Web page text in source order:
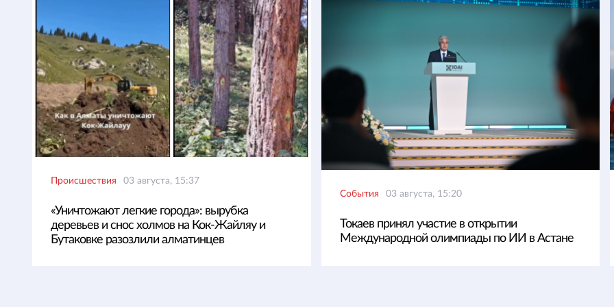
Происшествия 03 августа, 15:37
«Уничтожают легкие города»: вырубка
деревьев и снос холмов на Кок-Жайляу и
Бутаковке разозлили алматинцев
События 03 августа, 15:20
Токаев принял участие в открытии
Международной олимпиады по ИИ в Астане